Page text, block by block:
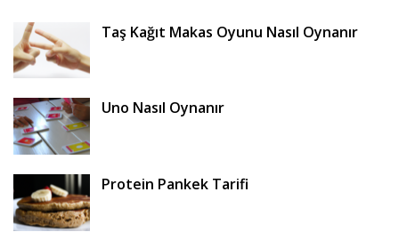
Taş Kağıt Makas Oyunu Nasıl Oynanır
Uno Nasıl Oynanır
Protein Pankek Tarifi